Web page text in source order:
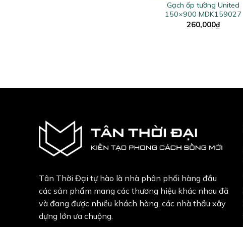
Gạch ốp tường United
150×900 MDK159027
260,000₫
Tân Thời Đại tự hào là nhà phân phối hàng đầu
các sản phẩm mang các thương hiệu khác nhau đã
và đang được nhiều khách hàng, các nhà thầu xây
dựng lớn ưa chuộng.